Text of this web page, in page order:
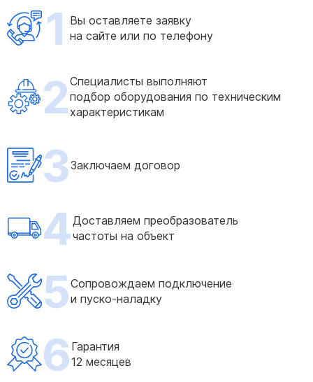
1 Вы оставляете заявку
на сайте или по телефону
2Специалисты выполняют
подбор оборудования по техническим
характеристикам
3Заключаем договор
4Доставляем преобразователь
частоты на объект
5Сопровождаем подключение
и пуско-наладку
6 Гарантия
12 месяцев